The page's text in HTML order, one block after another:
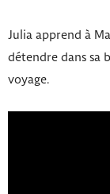
Julia apprend à
détendre dans sa
voyage.